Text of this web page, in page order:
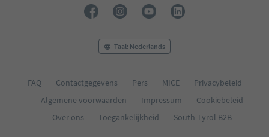
Taal: Nederlands
FAQ Contactgegevens Pers MICE
Privacybeleid
Algemene voorwaarden
Impressum
Cookiebeleid
Over ons
Toegankelijkheid South Tyrol B2B